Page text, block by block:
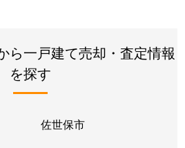
ら一戸建て売却・査定情報
を探す
佐世保市